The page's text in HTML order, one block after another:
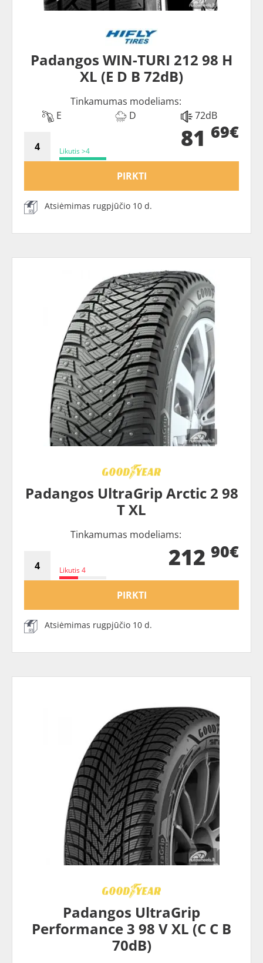
Padangos WIN-TURI 212 98 H
XL (E D B 72dB)
Tinkamumas modeliams:
E
D 72dB
Likutis >4 81 69€
PIRKTI
Atsiėmimas rugpjūčio 10 d.
Padangos UltraGrip Arctic 2 98
T XL
Tinkamumas modeliams:
Likutis 4 212 90€
PIRKTI
Atsiėmimas rugpjūčio 10 d.
Padangos UltraGrip
Performance 3 98 V XL (C C B
70dB)